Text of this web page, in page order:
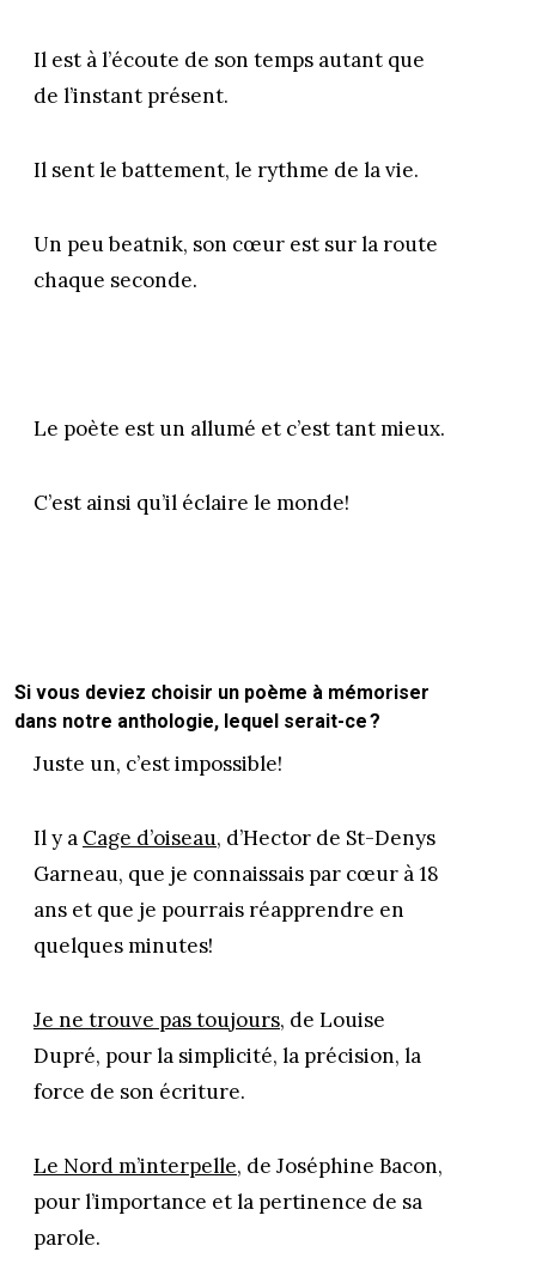
Il est à l’écoute de son temps autant que
de l’instant présent.
Il sent le battement, le rythme de la vie.
Un peu beatnik, son cœur est sur la route
chaque seconde.
Le poète est un allumé et c’est tant mieux.
C’est ainsi qu’il éclaire le monde!
Si vous deviez choisir un poème à mémoriser
dans notre anthologie, lequel serait-ce ?
Juste un, c’est impossible!
Il y a Cage d’oiseau, d’Hector de St-Denys
Garneau, que je connaissais par cœur à 18
ans et que je pourrais réapprendre en
quelques minutes!
Je ne trouve pas toujours, de Louise
Dupré, pour la simplicité, la précision, la
force de son écriture.
Le Nord m’interpelle, de Joséphine Bacon,
pour l’importance et la pertinence de sa
parole.